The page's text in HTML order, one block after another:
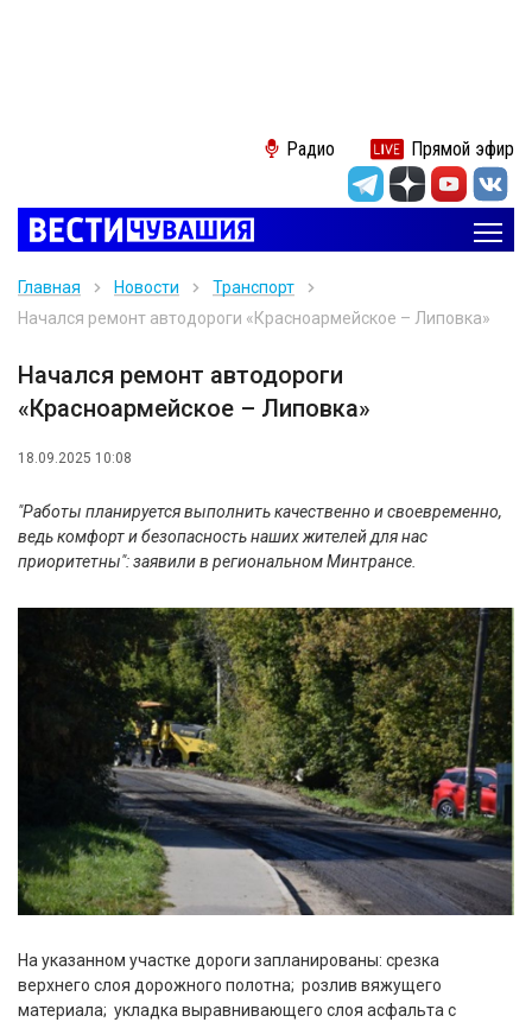
Радио Прямой эфир
Главная Новости
Транспорт
Начался ремонт автодороги «Красноармейское – Липовка»
Начался ремонт автодороги
«Красноармейское – Липовка»
18.09.2025 10:08
"Работы планируется выполнить качественно и своевременно,
ведь комфорт и безопасность наших жителей для нас
приоритетны": заявили в региональном Минтрансе.
На указанном участке дороги запланированы: срезка
верхнего слоя дорожного полотна; розлив вяжущего
материала; укладка выравнивающего слоя асфальта с